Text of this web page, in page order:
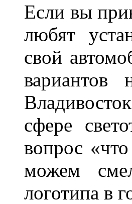
Если вы
любят
свой
сфере
вопрос
можем
логотипа в